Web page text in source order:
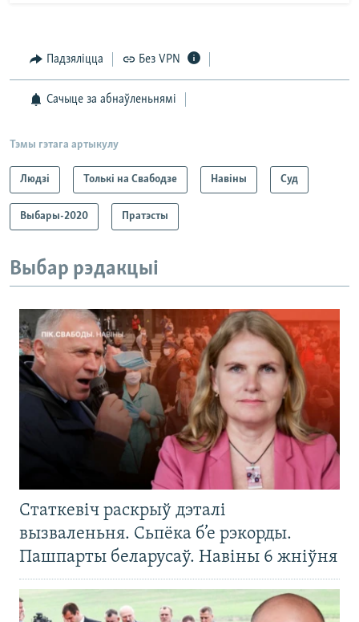
Падзяліцца Без VPN
Сачыце за абнаўленьнямі
Тэмы гэтага артыкулу
Людзі Толькі на Свабодзе Навіны Суд
Выбары-2020 Пратэсты
Выбар рэдакцыі
Статкевіч раскрыў дэталі
вызваленьня. Сьпёка б’е рэкорды.
Пашпарты беларусаў. Навіны 6 жніўня